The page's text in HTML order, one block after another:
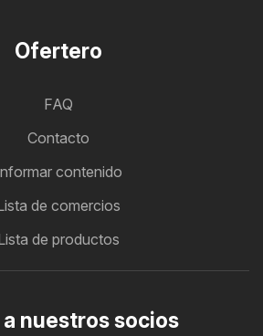
Ofertero
FAQ
Contacto
contenido
de comercios
de productos
nuestros socios